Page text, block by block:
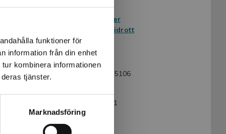
funktioner för
information från din enhet
kombinera informationen
tjänster.
Marknadsföring
Ämnesområde:
Biografier
Faktaböcker
Sport och idrott
Språk:
Svenska
Lättlästnivå:
Nivå 1
ISBN:
9789180775106
47331-EB01
Upplaga:
Första